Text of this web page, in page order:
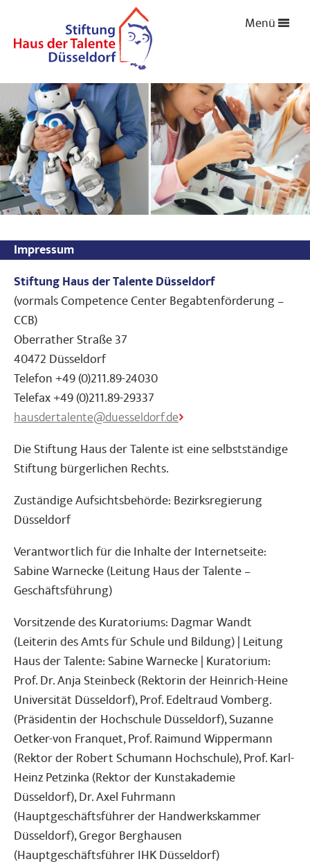
Menü
Impressum
Stiftung Haus der Talente Düsseldorf
(vormals Competence Center Begabtenförderung –
CCB)
Oberrather Straße 37
40472 Düsseldorf
Telefon +49 (0)211.89-24030
Telefax +49 (0)211.89-29337
hausdertalente@duesseldorf.de
Die Stiftung Haus der Talente ist eine selbstständige
Stiftung bürgerlichen Rechts.
Zuständige Aufsichtsbehörde: Bezirksregierung
Düsseldorf
Verantwortlich für die Inhalte der Internetseite:
Sabine Warnecke (Leitung Haus der Talente –
Geschäftsführung)
Vorsitzende des Kuratoriums: Dagmar Wandt
(Leiterin des Amts für Schule und Bildung) | Leitung
Haus der Talente: Sabine Warnecke | Kuratorium:
Prof. Dr. Anja Steinbeck (Rektorin der Heinrich-Heine
Universität Düsseldorf), Prof. Edeltraud Vomberg.
(Präsidentin der Hochschule Düsseldorf), Suzanne
Oetker-von Franquet, Prof. Raimund Wippermann
(Rektor der Robert Schumann Hochschule), Prof. Karl-
Heinz Petzinka (Rektor der Kunstakademie
Düsseldorf), Dr. Axel Fuhrmann
(Hauptgeschäftsführer der Handwerkskammer
Düsseldorf), Gregor Berghausen
(Hauptgeschäftsführer IHK Düsseldorf)